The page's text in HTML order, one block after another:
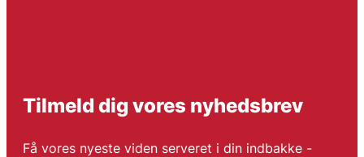
Tilmeld dig vores nyhedsbrev
Få vores nyeste viden serveret i din indbakke -